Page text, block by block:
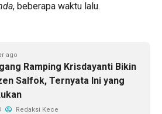
, beberapa waktu lalu.
ago
Ramping Krisdayanti Bikin
Salfok, Ternyata Ini yang
Redaksi Kece